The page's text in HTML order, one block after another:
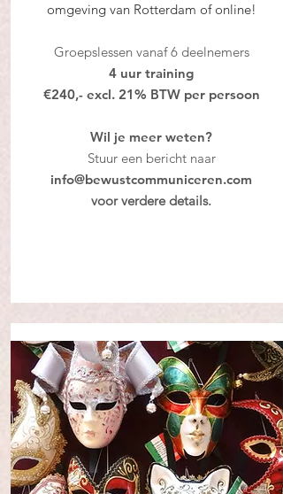
omgeving van Rotterdam of online!
Groepslessen vanaf 6 deelnemers
4 uur training
€240,- excl. 21% BTW per persoon
Wil je meer weten?
Stuur een bericht naar
info@bewustcommuniceren.com
voor verdere details.